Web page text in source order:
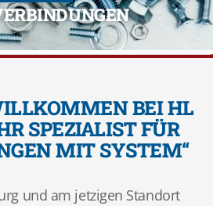
BEI HL
SPEZIALIST FÜR
MIT SYSTEM“
und am jetzigen Standort